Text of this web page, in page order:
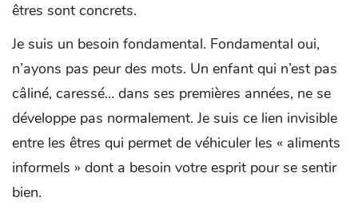
êtres sont concrets.
Je suis un besoin fondamental. Fondamental oui,
n’ayons pas peur des mots. Un enfant qui n’est pas
câliné, caressé… dans ses premières années, ne se
développe pas normalement. Je suis ce lien invisible
entre les êtres qui permet de véhiculer les « aliments
informels » dont a besoin votre esprit pour se sentir
bien.